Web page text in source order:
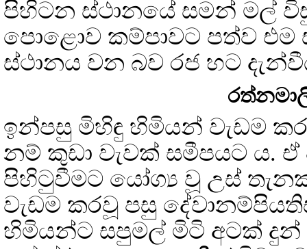
පිහිටන ස්ථානයේ සමන් මල්
පොළොව කම්පාවට පත්ව එම
ස්ථානය වන බව රජ හට
ඉන්පසු මිහිඳු හිමියන් වැඩම
නම් කුඩා වැවක් සමීපයට ය.
පිහිටුවීමට යෝග්‍ය වූ උස්
වැඩම කරවූ පසු
හිමියන්ට සපුමල් මිටි අටක්